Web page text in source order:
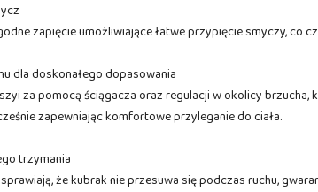
zapięcie umożliwiające łatwe przypięcie smyczy, co
dla doskonałego dopasowania
za pomocą ściągacza oraz regulacji w okolicy brzucha,
zapewniając komfortowe przyleganie do ciała.
trzymania
że kubrak nie przesuwa się podczas ruchu,